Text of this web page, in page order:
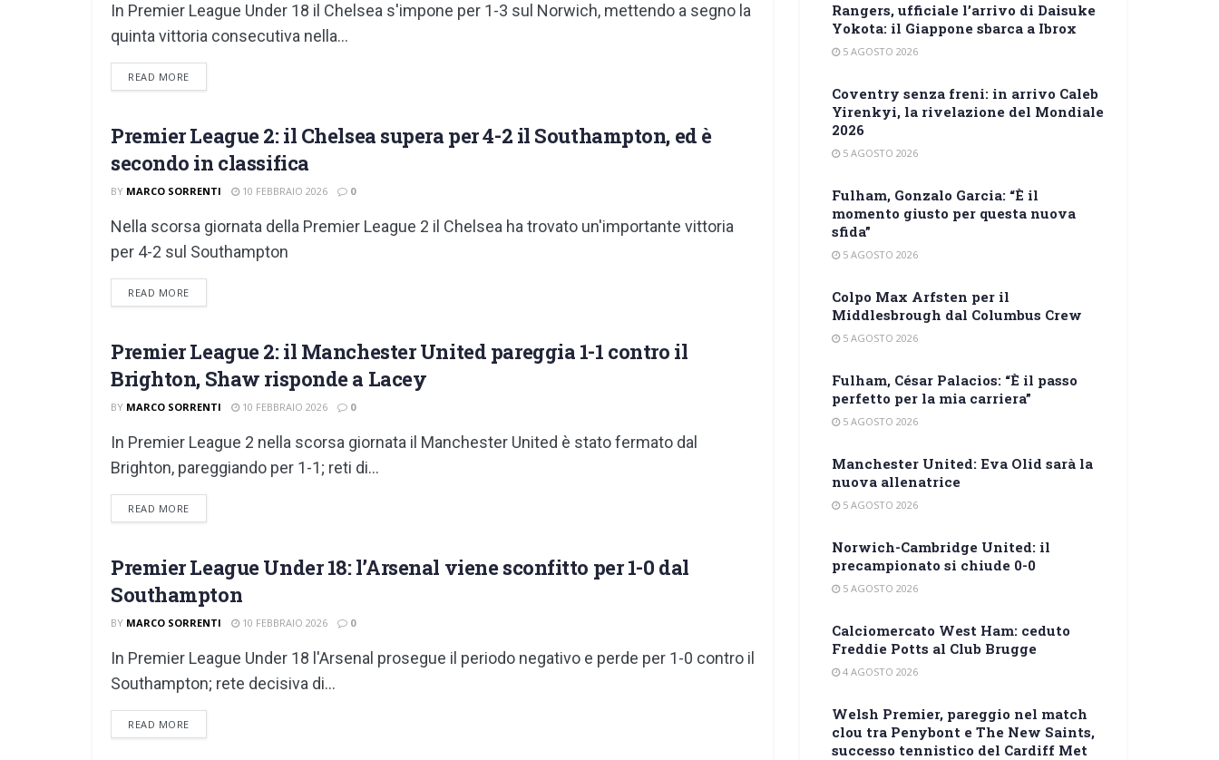
In Premier League Under 18 il Chelsea s'impone per 1-3 sul Norwich, mettendo a segno la
quinta vittoria consecutiva nella...
READ MOREDETAILS
GIOVANILI
Premier League 2: il Chelsea supera per 4-2 il Southampton, ed è
secondo in classifica
BY MARCO SORRENTI 10 FEBBRAIO 2026 0
Nella scorsa giornata della Premier League 2 il Chelsea ha trovato un'importante vittoria
per 4-2 sul Southampton
READ MOREDETAILS
GIOVANILI
Premier League 2: il Manchester United pareggia 1-1 contro il
Brighton, Shaw risponde a Lacey
BY MARCO SORRENTI 10 FEBBRAIO 2026 0
In Premier League 2 nella scorsa giornata il Manchester United è stato fermato dal
Brighton, pareggiando per 1-1; reti di...
READ MOREDETAILS
GIOVANILI
Premier League Under 18: l’Arsenal viene sconfitto per 1-0 dal
Southampton
BY MARCO SORRENTI 10 FEBBRAIO 2026 0
In Premier League Under 18 l'Arsenal prosegue il periodo negativo e perde per 1-0 contro il
Southampton; rete decisiva di...
READ MOREDETAILS
Rangers, ufficiale l’arrivo di Daisuke
Yokota: il Giappone sbarca a Ibrox
5 AGOSTO 2026
Coventry senza freni: in arrivo Caleb
Yirenkyi, la rivelazione del Mondiale
2026
5 AGOSTO 2026
Fulham, Gonzalo Garcia: “È il
momento giusto per questa nuova
sfida”
5 AGOSTO 2026
Colpo Max Arfsten per il
Middlesbrough dal Columbus Crew
5 AGOSTO 2026
Fulham, César Palacios: “È il passo
perfetto per la mia carriera”
5 AGOSTO 2026
Manchester United: Eva Olid sarà la
nuova allenatrice
5 AGOSTO 2026
Norwich-Cambridge United: il
precampionato si chiude 0-0
5 AGOSTO 2026
Calciomercato West Ham: ceduto
Freddie Potts al Club Brugge
4 AGOSTO 2026
Welsh Premier, pareggio nel match
clou tra Penybont e The New Saints,
successo tennistico del Cardiff Met